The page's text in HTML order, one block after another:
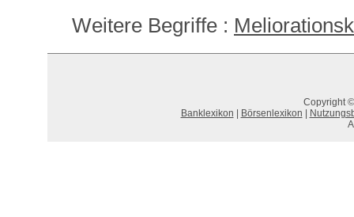
Weitere Begriffe :
Copyright
Banklexikon
Börsenlexikon